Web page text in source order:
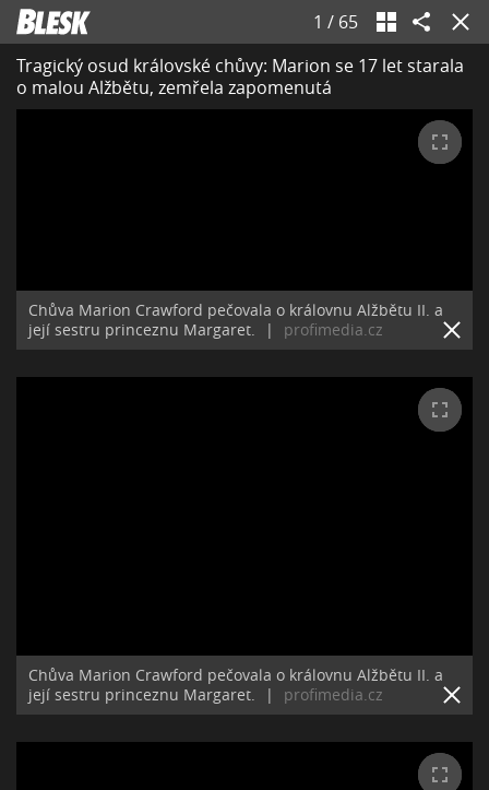
1 / 65
Tragický osud královské chůvy: Marion se 17 let starala
o malou Alžbětu, zemřela zapomenutá
Chůva Marion Crawford pečovala o královnu Alžbětu II. a
její sestru princeznu Margaret.
| profimedia.cz
Chůva Marion Crawford pečovala o královnu Alžbětu II. a
její sestru princeznu Margaret.
| profimedia.cz